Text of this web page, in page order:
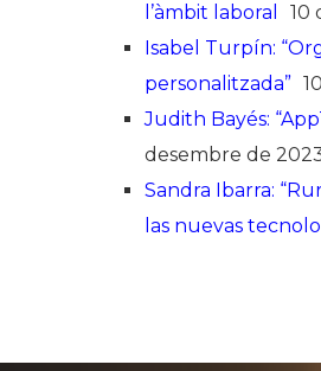
l’àmbit laboral
10
Isabel Turpín:
personalitzada”
Judith Bayés:
desembre de
Sandra Ibarra:
las nuevas